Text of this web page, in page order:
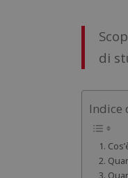
di
Indice